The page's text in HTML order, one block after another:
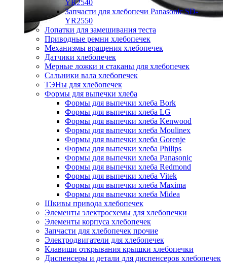
YR2540
Запчасти для хлебопечи Panasonic SD-
YR2550
Лопатки для замешивания теста
Приводные ремни хлебопечек
Механизмы вращения хлебопечек
Датчики хлебопечек
Мерные ложки и стаканы для хлебопечек
Сальники вала хлебопечек
ТЭНы для хлебопечек
Формы для выпечки хлеба
Формы для выпечки хлеба Bork
Формы для выпечки хлеба LG
Формы для выпечки хлеба Kenwood
Формы для выпечки хлеба Moulinex
Формы для выпечки хлеба Gorenje
Формы для выпечки хлеба Philips
Формы для выпечки хлеба Panasonic
Формы для выпечки хлеба Redmond
Формы для выпечки хлеба Vitek
Формы для выпечки хлеба Maxima
Формы для выпечки хлеба Midea
Шкивы привода хлебопечек
Элементы электросхемы для хлебопечки
Элементы корпуса хлебопечек
Запчасти для хлебопечек прочие
Электродвигатели для хлебопечек
Клавиши открывания крышки хлебопечки
Диспенсеры и детали для диспенсеров хлебопечек